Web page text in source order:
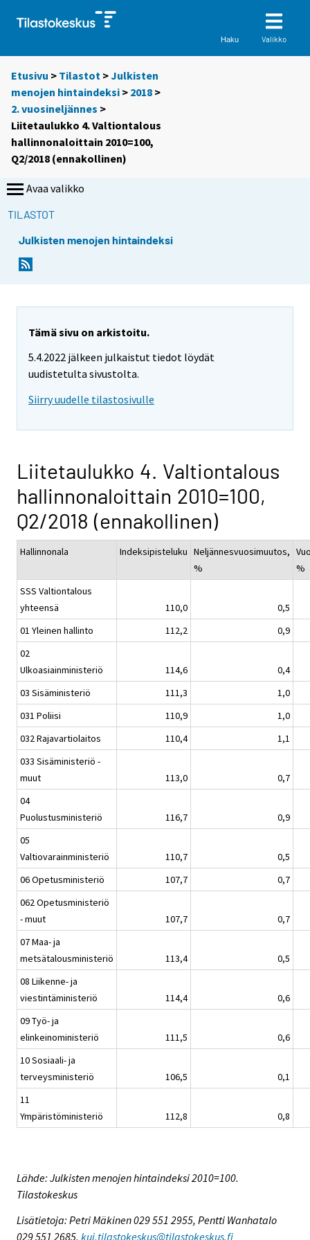
Haku Valikko
Etusivu > Tilastot >Julkisten
menojen hintaindeksi > 2018 >
2. vuosineljännes >
Liitetaulukko 4. Valtiontalous
hallinnonaloittain 2010=100,
Q2/2018 (ennakollinen)
Avaa valikko
TILASTOT
Julkisten menojen hintaindeksi
Tämä sivu on arkistoitu.
5.4.2022 jälkeen julkaistut tiedot löydät
uudistetulta sivustolta.
Siirry uudelle tilastosivulle
Liitetaulukko 4. Valtiontalous
hallinnonaloittain 2010=100,
Q2/2018 (ennakollinen)
Hallinnonala Indeksipisteluku Neljännesvuosimuutos,
%
%
SSS Valtiontalous
yhteensä
110,0
0,5
01 Yleinen hallinto
112,2
0,9
02
Ulkoasiainministeriö
114,6
0,4
03 Sisäministeriö
111,3
1,0
031 Poliisi
110,9
1,0
032 Rajavartiolaitos
110,4
1,1
033 Sisäministeriö -
muut
113,0
0,7
04
Puolustusministeriö
116,7
0,9
05
Valtiovarainministeriö
110,7
0,5
06 Opetusministeriö
107,7
0,7
062 Opetusministeriö
- muut
107,7
0,7
07 Maa- ja
metsätalousministeriö
113,4
0,5
08 Liikenne- ja
viestintäministeriö
114,4
0,6
09 Työ- ja
elinkeinoministeriö
111,5
0,6
10 Sosiaali- ja
terveysministeriö
106,5
0,1
11
Ympäristöministeriö
112,8 0,8
Lähde: Julkisten menojen hintaindeksi 2010=100.
Tilastokeskus
Lisätietoja: Petri Mäkinen 029 551 2955, Pentti Wanhatalo
029 551 2685, kui.tilastokeskus@tilastokeskus.fi